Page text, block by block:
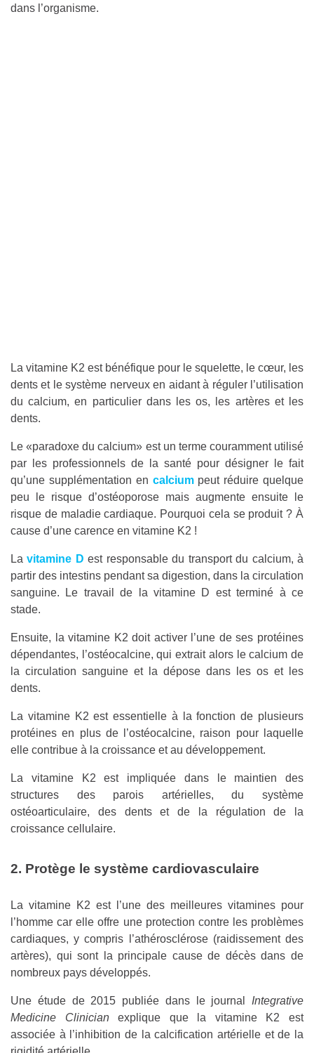
dans l’organisme.
La vitamine K2 est bénéfique pour le squelette, le cœur, les
dents et le système nerveux en aidant à réguler l’utilisation
du calcium, en particulier dans les os, les artères et les
dents.
Le «paradoxe du calcium» est un terme couramment utilisé
par les professionnels de la santé pour désigner le fait
qu’une supplémentation en calciumpeut réduire quelque
peu le risque d’ostéoporose mais augmente ensuite le
risque de maladie cardiaque. Pourquoi cela se produit ? À
cause d’une carence en vitamine K2 !
Lavitamine D est responsable du transport du calcium, à
partir des intestins pendant sa digestion, dans la circulation
sanguine. Le travail de la vitamine D est terminé à ce
stade.
Ensuite, la vitamine K2 doit activer l’une de ses protéines
dépendantes, l’ostéocalcine, qui extrait alors le calcium de
la circulation sanguine et la dépose dans les os et les
dents.
La vitamine K2 est essentielle à la fonction de plusieurs
protéines en plus de l’ostéocalcine, raison pour laquelle
elle contribue à la croissance et au développement.
La vitamine K2 est impliquée dans le maintien des
structures des parois artérielles, du système
ostéoarticulaire, des dents et de la régulation de la
croissance cellulaire.
2. Protège le système cardiovasculaire
La vitamine K2 est l’une des meilleures vitamines pour
l’homme car elle offre une protection contre les problèmes
cardiaques, y compris l’athérosclérose (raidissement des
artères), qui sont la principale cause de décès dans de
nombreux pays développés.
Une étude de 2015 publiée dans le journal Integrative
Medicine Clinicianexplique que la vitamine K2 est
associée à l’inhibition de la calcification artérielle et de la